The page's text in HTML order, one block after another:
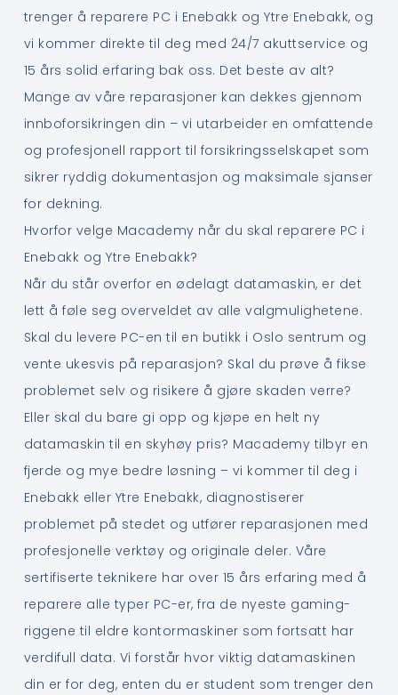
trenger å reparere PC i Enebakk og Ytre Enebakk, og
vi kommer direkte til deg med 24/7 akuttservice og
15 års solid erfaring bak oss. Det beste av alt?
Mange av våre reparasjoner kan dekkes gjennom
innboforsikringen din – vi utarbeider en omfattende
og profesjonell rapport til forsikringsselskapet som
sikrer ryddig dokumentasjon og maksimale sjanser
for dekning.
Hvorfor velge Macademy når du skal reparere PC i
Enebakk og Ytre Enebakk?
Når du står overfor en ødelagt datamaskin, er det
lett å føle seg overveldet av alle valgmulighetene.
Skal du levere PC-en til en butikk i Oslo sentrum og
vente ukesvis på reparasjon? Skal du prøve å fikse
problemet selv og risikere å gjøre skaden verre?
Eller skal du bare gi opp og kjøpe en helt ny
datamaskin til en skyhøy pris? Macademy tilbyr en
fjerde og mye bedre løsning – vi kommer til deg i
Enebakk eller Ytre Enebakk, diagnostiserer
problemet på stedet og utfører reparasjonen med
profesjonelle verktøy og originale deler. Våre
sertifiserte teknikere har over 15 års erfaring med å
reparere alle typer PC-er, fra de nyeste gaming-
riggene til eldre kontormaskiner som fortsatt har
verdifull data. Vi forstår hvor viktig datamaskinen
din er for deg, enten du er student som trenger den